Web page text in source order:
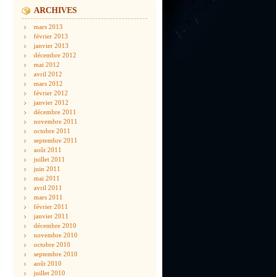
ARCHIVES
mars 2013
février 2013
janvier 2013
décembre 2012
mai 2012
avril 2012
mars 2012
février 2012
janvier 2012
décembre 2011
novembre 2011
octobre 2011
septembre 2011
août 2011
juillet 2011
juin 2011
mai 2011
avril 2011
mars 2011
février 2011
janvier 2011
décembre 2010
novembre 2010
octobre 2010
septembre 2010
août 2010
juillet 2010